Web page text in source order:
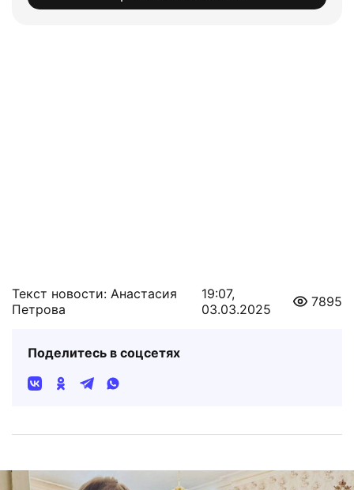
Текст новости: Анастасия
Петрова
19:07,
03.03.2025
7895
Поделитесь в соцсетях